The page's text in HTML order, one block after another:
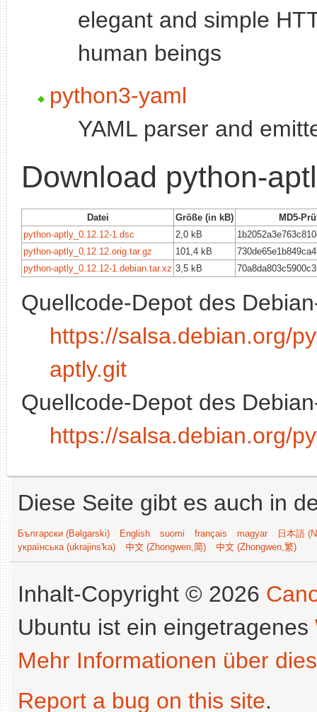
elegant and simple
human beings
python3-yaml
YAML parser and
Download python-
Datei Größe (in kB)
MD5-
python-aptly_0.12.12-1.dsc
2,0 kB
python-aptly_0.12.12.orig.tar.gz
101,4 kB
python-aptly_0.12.12-1.debian.tar.xz 3,5 kB
Quellcode-Depot des
https://salsa.debian.org/
aptly.git
Quellcode-Depot des
https://salsa.debian.org/
Diese Seite gibt es auch in
Български (Bəlgarski) English suomi français magyar
日本語
українська (ukrajins'ka)
中文 (Zhongwen,简) 中文 (Zhongwen,繁)
Inhalt-Copyright © 2026
Ubuntu ist ein eingetragenes
Mehr Informationen über
Report a bug on this site.